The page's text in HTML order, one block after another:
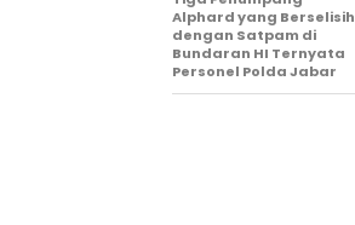
Alphard yang Berselisih
dengan Satpam di
Bundaran HI Ternyata
Personel Polda Jabar